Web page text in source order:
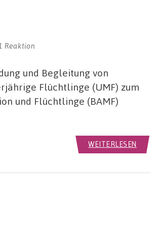
Reaktion
und Begleitung von
Flüchtlinge (UMF) zum
und Flüchtlinge (BAMF)
WEITERLESEN